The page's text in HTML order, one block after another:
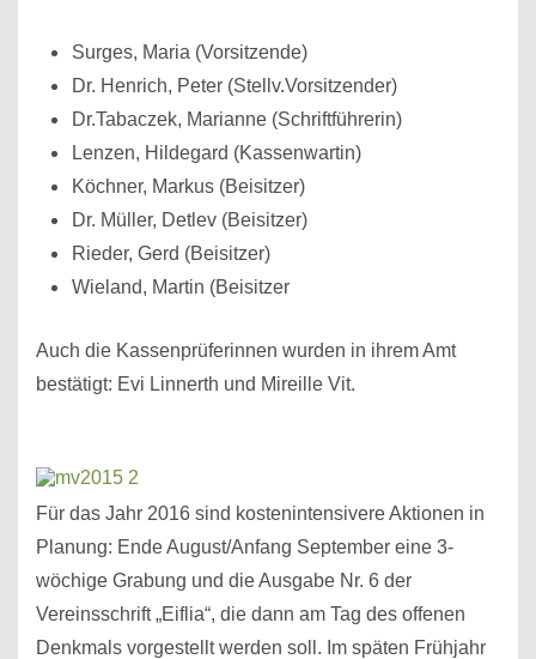
Surges, Maria (Vorsitzende)
Dr. Henrich, Peter (Stellv.Vorsitzender)
Dr.Tabaczek, Marianne (Schriftführerin)
Lenzen, Hildegard (Kassenwartin)
Köchner, Markus (Beisitzer)
Dr. Müller, Detlev (Beisitzer)
Rieder, Gerd (Beisitzer)
Wieland, Martin (Beisitzer
Auch die Kassenprüferinnen wurden in ihrem Amt
bestätigt: Evi Linnerth und Mireille Vit.
Für das Jahr 2016 sind kostenintensivere Aktionen in
Planung: Ende August/Anfang September eine 3-
wöchige Grabung und die Ausgabe Nr. 6 der
Vereinsschrift „Eiflia“, die dann am Tag des offenen
Denkmals vorgestellt werden soll. Im späten Frühjahr